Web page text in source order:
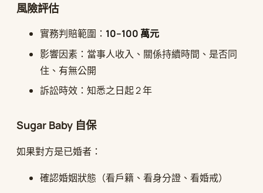
風險評估
實務判賠範圍： 10–100 萬元
影響因素：當事人收入、關係持續時間、是否同
住、有無公開
訴訟時效：知悉之日起 2 年
Sugar Baby 自保
如果對方是已婚者：
確認婚姻狀態（看戶籍、看身分證、看婚戒）